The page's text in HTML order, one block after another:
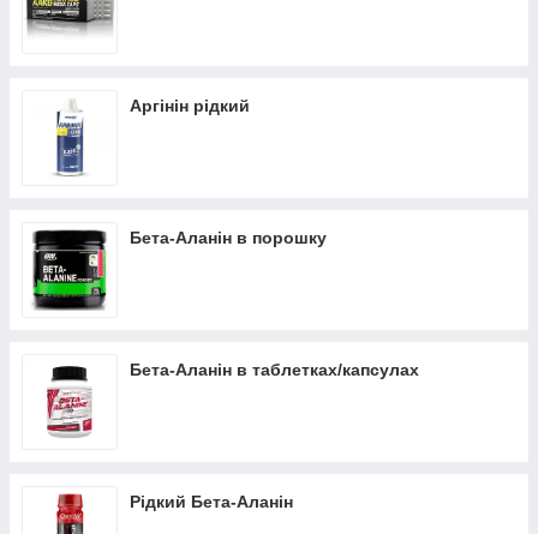
Аргінін рідкий
Бета-Аланін в порошку
Бета-Аланін в таблетках/капсулах
Рідкий Бета-Аланін